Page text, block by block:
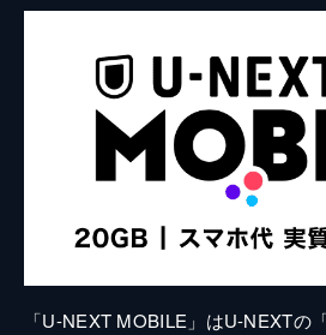
「U-NEXT MOBILE」はU-NEXTの